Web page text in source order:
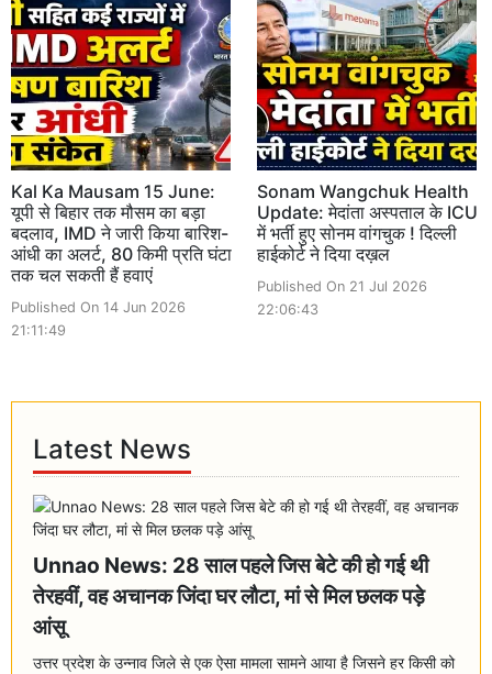
Kal Ka Mausam 15 June:
यूपी से बिहार तक मौसम का बड़ा
बदलाव, IMD ने जारी किया बारिश-
आंधी का अलर्ट, 80 किमी प्रति घंटा
तक चल सकती हैं हवाएं
Published On 14 Jun 2026
21:11:49
Sonam Wangchuk Health
Update: मेदांता अस्पताल के ICU
में भर्ती हुए सोनम वांगचुक ! दिल्ली
हाईकोर्ट ने दिया दख़ल
Published On 21 Jul 2026
22:06:43
Latest News
Unnao News: 28 साल पहले जिस बेटे की हो गई थी
तेरहवीं, वह अचानक जिंदा घर लौटा, मां से मिल छलक पड़े
आंसू
उत्तर प्रदेश के उन्नाव जिले से एक ऐसा मामला सामने आया है जिसने हर किसी को